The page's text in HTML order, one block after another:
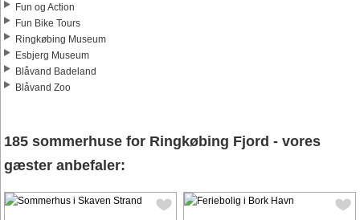
Fun og Action
Fun Bike Tours
Ringkøbing Museum
Esbjerg Museum
Blåvand Badeland
Blåvand Zoo
185 sommerhuse for Ringkøbing Fjord - vores
gæster anbefaler: